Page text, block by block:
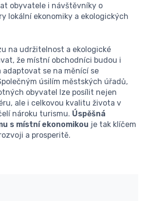
obyvatele i návštěvníky o
lokální ekonomiky a ekologických
na udržitelnost a ekologické
že místní obchodníci budou i
adaptovat se na měnící se
úsilím městských úřadů,
obyvatel lze posílit nejen
ale i celkovou kvalitu života v
nároku turismu. Úspěšná
s místní ekonomikou je tak klíčem
a prosperitě.